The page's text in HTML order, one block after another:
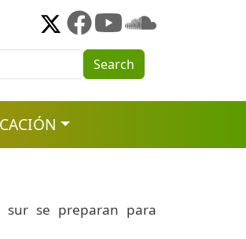
Search
sur se preparan para